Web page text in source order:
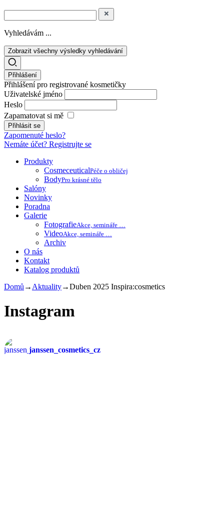
Vyhledávám ...
Zobrazit všechny výsledky vyhledávání
Přihlášení
Přihlášení pro registrované kosmetičky
Uživatelské jméno
Heslo
Zapamatovat si mě
Zapomenuté heslo?
Nemáte účet? Registrujte se
Produkty
CosmeceuticalPéče o obličej
BodyPro krásné tělo
Salóny
Novinky
Poradna
Galerie
FotografieAkce, semináře …
VideoAkce, semináře …
Archiv
O nás
Kontakt
Katalog produktů
Domů → Aktuality→Duben 2025 Inspira:cosmetics
Instagram
janssen_cosmetics_cz